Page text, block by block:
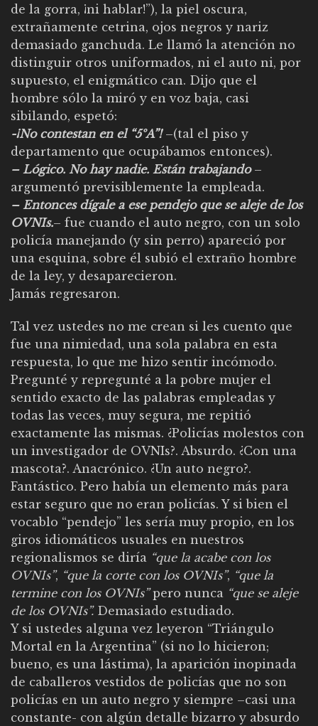
de la gorra, ¡ni hablar!”), la piel oscura,
extrañamente cetrina, ojos negros y nariz
demasiado ganchuda. Le llamó la atención no
distinguir otros uniformados, ni el auto ni, por
supuesto, el enigmático can. Dijo que el
hombre sólo la miró y en voz baja, casi
sibilando, espetó:
-¡No contestan en el “5ºA”! –(tal el piso y
departamento que ocupábamos entonces).
– Lógico. No hay nadie. Están trabajando –
argumentó previsiblemente la empleada.
– Entonces dígale a ese pendejo que se aleje de los
OVNIs.– fue cuando el auto negro, con un solo
policía manejando (y sin perro) apareció por
una esquina, sobre él subió el extraño hombre
de la ley, y desaparecieron.
Jamás regresaron.
Tal vez ustedes no me crean si les cuento que
fue una nimiedad, una sola palabra en esta
respuesta, lo que me hizo sentir incómodo.
Pregunté y repregunté a la pobre mujer el
sentido exacto de las palabras empleadas y
todas las veces, muy segura, me repitió
exactamente las mismas. ¿Policías molestos con
un investigador de OVNIs?. Absurdo. ¿Con una
mascota?. Anacrónico. ¿Un auto negro?.
Fantástico. Pero había un elemento más para
estar seguro que no eran policías. Y si bien el
vocablo “pendejo” les sería muy propio, en los
giros idiomáticos usuales en nuestros
regionalismos se diría “que la acabe con los
OVNIs”, “que la corte con los OVNIs”, “que la
termine con los OVNIs”pero nunca “que se aleje
de los OVNIs”.Demasiado estudiado.
Y si ustedes alguna vez leyeron “Triángulo
Mortal en la Argentina” (si no lo hicieron;
bueno, es una lástima), la aparición inopinada
de caballeros vestidos de policías que no son
policías en un auto negro y siempre –casi una
constante- con algún detalle bizarro y absurdo